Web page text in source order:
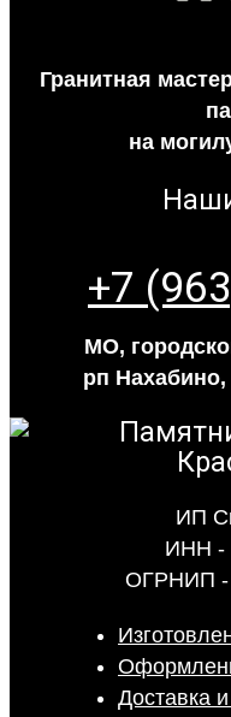
Гранитная
на
+7
МО,
рп Нахабино,
ИП
ИНН -
ОГРНИП -
Доставка